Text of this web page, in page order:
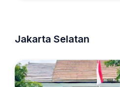
Jakarta Selatan